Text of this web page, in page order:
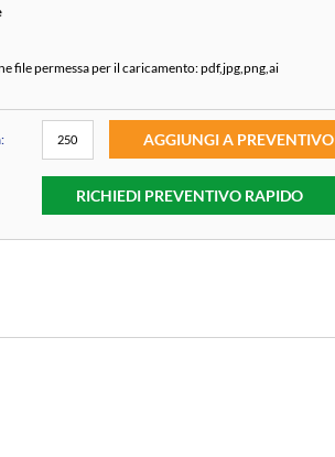
file permessa per il caricamento:pdf,jpg,png,ai
AGGIUNGI A PREVENTIVO
RICHIEDI PREVENTIVO RAPIDO